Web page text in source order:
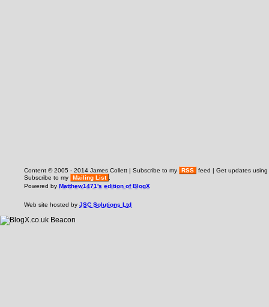
Content © 2005 - 2014 James Collett | Subscribe to my RSS
feed | Get updates using
Subscribe to my
Mailing List
Powered by Matthew1471's edition of BlogX
Web site hosted by JSC Solutions Ltd